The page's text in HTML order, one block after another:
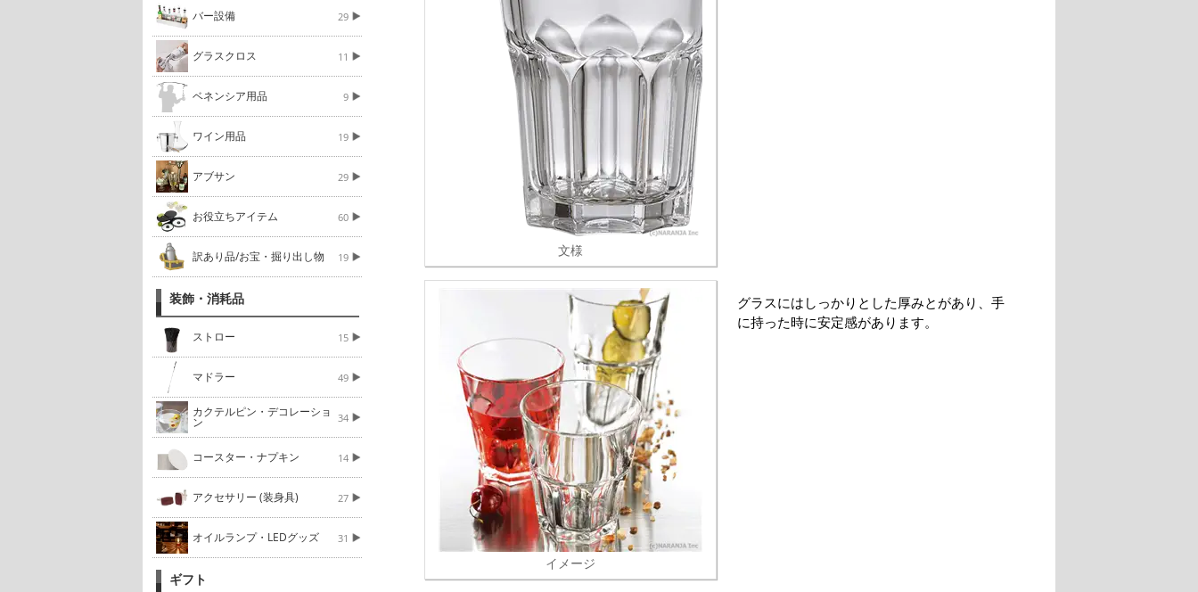
バー設備 29
グラスクロス 11
ベネンシア用品 9
ワイン用品 19
アブサン 29
お役立ちアイテム 60
訳あり品/お宝・掘り出し物 19
装飾・消耗品
ストロー 15
マドラー 49
カクテルピン・デコレーショ
ン 34
コースター・ナプキン 14
アクセサリー (装身具) 27
オイルランプ・LEDグッズ 31
ギフト
文様
イメージ
グラスにはしっかりとした厚みとがあり、手
に持った時に安定感があります。